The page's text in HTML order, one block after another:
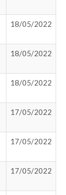
18/05/2022
18/05/2022
18/05/2022
17/05/2022
17/05/2022
17/05/2022